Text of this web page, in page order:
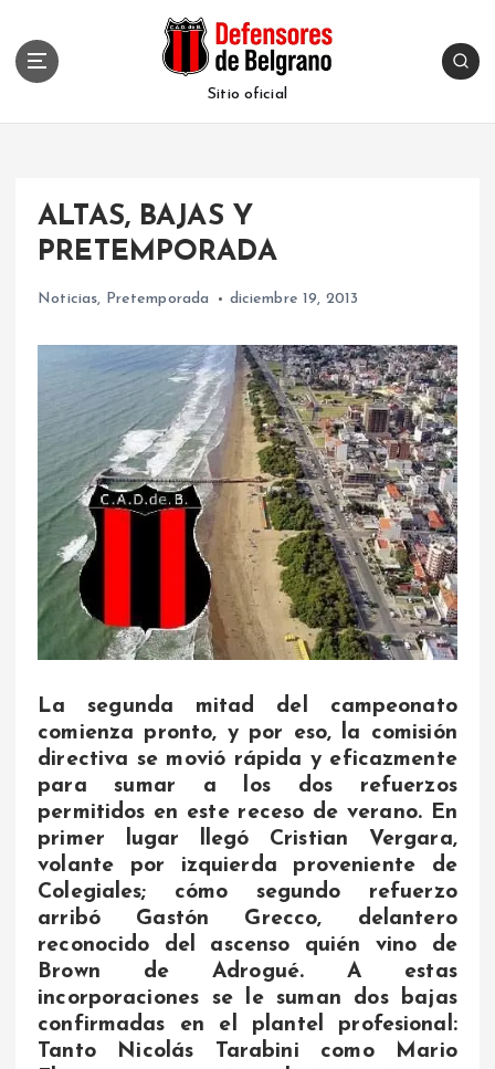
Sitio oficial
ALTAS, BAJAS Y
PRETEMPORADA
Noticias, Pretemporada diciembre 19, 2013
La segunda mitad del campeonato
comienza pronto, y por eso, la comisión
directiva se movió rápida y eficazmente
para sumar a los dos refuerzos
permitidos en este receso de verano. En
primer lugar llegó Cristian Vergara,
volante por izquierda proveniente de
Colegiales; cómo segundo refuerzo
arribó Gastón Grecco, delantero
reconocido del ascenso quién vino de
Brown de Adrogué. A estas
incorporaciones se le suman dos bajas
confirmadas en el plantel profesional:
Tanto Nicolás Tarabini como Mario